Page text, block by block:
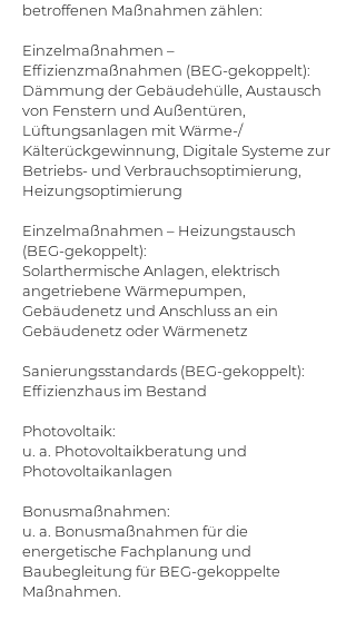
betroffenen Maßnahmen zählen:
Einzelmaßnahmen –
Effizienzmaßnahmen (BEG-gekoppelt):
Dämmung der Gebäudehülle, Austausch
von Fenstern und Außentüren,
Lüftungsanlagen mit Wärme-/
Kälterückgewinnung, Digitale Systeme zur
Betriebs- und Verbrauchsoptimierung,
Heizungsoptimierung
Einzelmaßnahmen – Heizungstausch
(BEG-gekoppelt):
Solarthermische Anlagen, elektrisch
angetriebene Wärmepumpen,
Gebäudenetz und Anschluss an ein
Gebäudenetz oder Wärmenetz
Sanierungsstandards (BEG-gekoppelt):
Effizienzhaus im Bestand
Photovoltaik:
u. a. Photovoltaikberatung und
Photovoltaikanlagen
Bonusmaßnahmen:
u. a. Bonusmaßnahmen für die
energetische Fachplanung und
Baubegleitung für BEG-gekoppelte
Maßnahmen.